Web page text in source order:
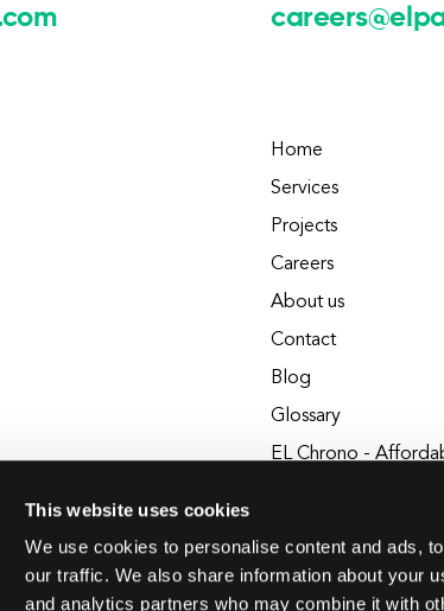
This website uses cookies
We use cookies to personalise content and ads,
our traffic. We also share information about your
and analytics partners who may combine it with
Home
Services
Projects
Careers
About us
Contact
Blog
Glossary
EL Chrono -